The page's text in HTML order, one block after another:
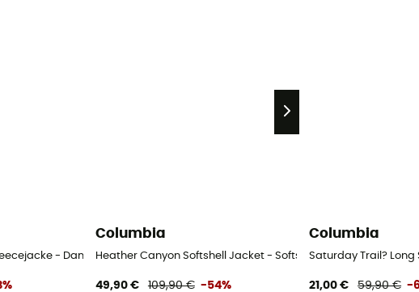
- Damen
Columbia
Heather Canyon Softshell Jacket - Softshelljacke - Damen
49,90 € 109,90 € -54%
Columbia
Saturday Trail?
21,00 € 59,90 € -